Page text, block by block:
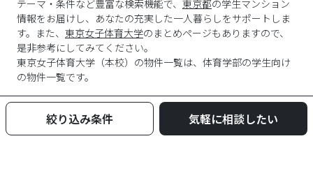
テーマ・条件など豊富な検索機能で、 東京都の学生マンション
情報をお届けし、あなたの充実した一人暮らしをサポートしま
す。また、 東京女子体育大学のまとめページもありますので、
是非参考にしてみてください。
東京女子体育大学 （本校）の物件一覧は、 体育学部の学生向け
の物件一覧です。
絞り込み条件 気軽に相談したい